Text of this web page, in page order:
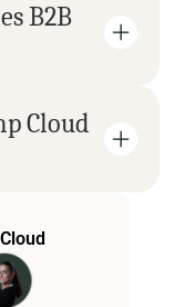
B2B
Cloud